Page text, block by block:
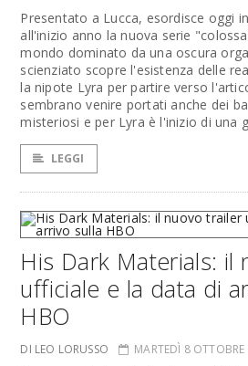
Presentato a Lucca, esordisce oggi
all'inizio anno la nuova serie
mondo dominato da una oscura
scienziato scopre l'esistenza delle
la nipote Lyra per partire verso
sembrano venire portati anche dei
misteriosi e per Lyra è l'inizio di una
LEGGI
His Dark Materials: il
ufficiale e la data di
HBO
DI LEO LORUSSO MARTEDÌ 8